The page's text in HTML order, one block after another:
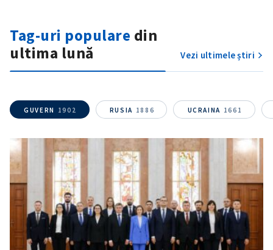
Tag-uri populare din
ultima lună
Vezi ultimele știri
GUVERN 1902 RUSIA 1886 UCRAINA 1661
ȘTIREA MEA
Fotografie
+ Încarcă imagine
Link media+ Link media